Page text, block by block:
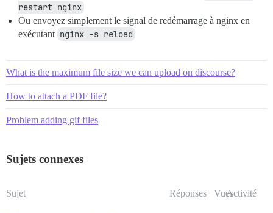
restart nginx
Ou envoyez simplement le signal de redémarrage à nginx en
exécutant nginx -s reload
What is the maximum file size we can upload on discourse?
How to attach a PDF file?
Problem adding gif files
Sujets connexes
Sujet Réponses VuesActivité